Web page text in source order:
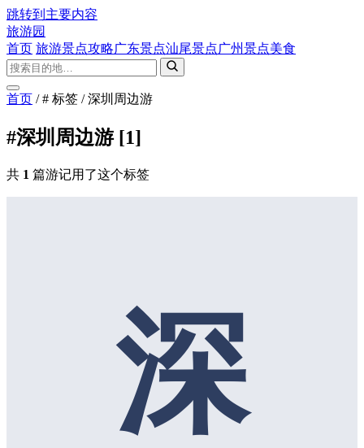
跳转到主要内容
旅游园
首页 旅游景点攻略广东景点汕尾景点广州景点美食
首页 / # 标签 / 深圳周边游
#深圳周边游 [1]
共 1 篇游记用了这个标签
深